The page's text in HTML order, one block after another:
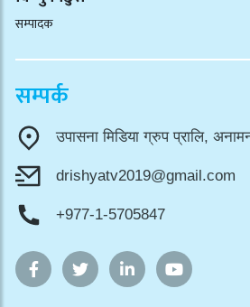
सम्पादक
सम्पर्क
उपासना मिडिया ग्रुप प्रालि,
drishyatv2019@gmail.com
+977-1-5705847